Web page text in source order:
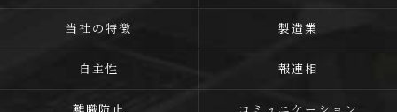
当社の特徴 製造業
自主性 報連相